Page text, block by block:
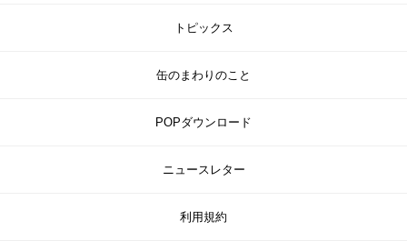
トピックス
缶のまわりのこと
POPダウンロード
ニュースレター
利用規約